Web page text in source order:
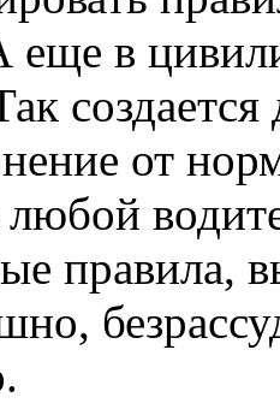
еще в
от
любой
правила,